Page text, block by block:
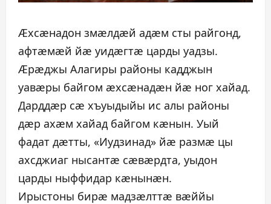
Æхсæнадон змæлдæй адæм сты райгонд,
афтæмæй йæ уидæгтæ царды уадзы.
Æрæджы Алагиры районы кадджын
уавæры байгом æхсæнадæн йæ ног хайад.
Дарддæр сæ хъуыдыйы ис алы районы
дæр ахæм хайад байгом кæнын. Уый
фадат дæтты, «Иудзинад» йæ размæ цы
ахсджиаг нысантæ сæвæрдта, уыдон
царды ныффидар кæнынæн.
Ирыстоны бирæ мадзæлттæ вæййы